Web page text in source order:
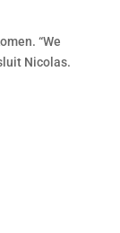
“We
Nicolas.